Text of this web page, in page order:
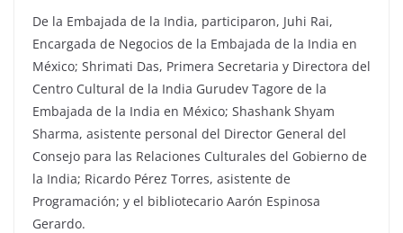
De la Embajada de la India, participaron, Juhi Rai,
Encargada de Negocios de la Embajada de la India en
México; Shrimati Das, Primera Secretaria y Directora del
Centro Cultural de la India Gurudev Tagore de la
Embajada de la India en México; Shashank Shyam
Sharma, asistente personal del Director General del
Consejo para las Relaciones Culturales del Gobierno de
la India; Ricardo Pérez Torres, asistente de
Programación; y el bibliotecario Aarón Espinosa
Gerardo.